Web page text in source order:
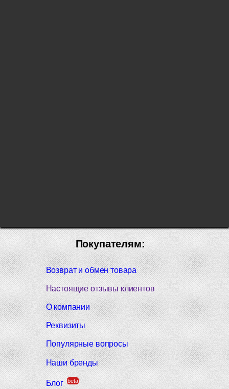
Покупателям:
Возврат и обмен товара
Настоящие отзывы клиентов
О компании
Реквизиты
Популярные вопросы
Наши бренды
Блог beta